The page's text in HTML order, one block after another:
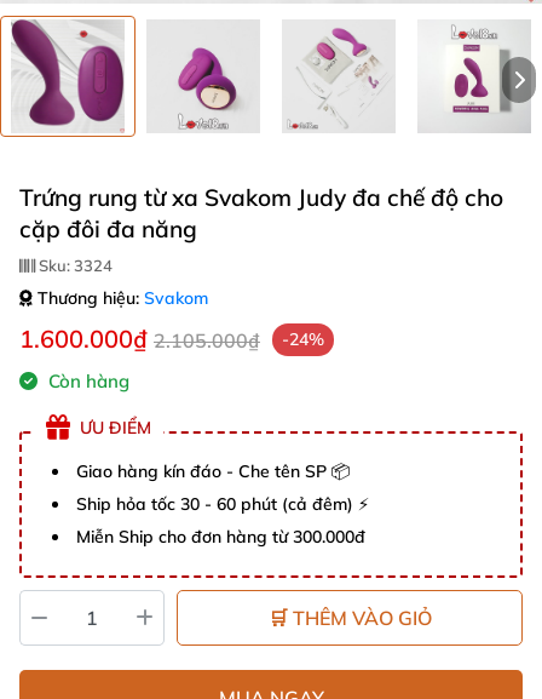
Trứng rung từ xa Svakom Judy đa chế độ cho
cặp đôi đa năng
Sku:3324
Thương hiệu: Svakom
1.600.000₫ 2.105.000₫ -24%
Còn hàng
ƯU ĐIỂM
Giao hàng kín đáo - Che tên SP 📦
Ship hỏa tốc 30 - 60 phút (cả đêm) ⚡
Miễn Ship cho đơn hàng từ 300.000đ
🛒 THÊM VÀO GIỎ